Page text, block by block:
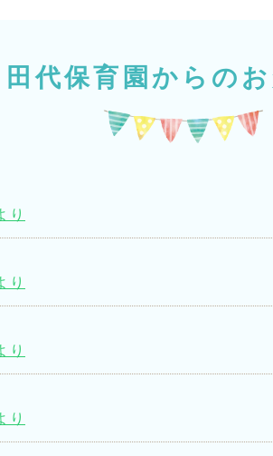
田代保育園からの
り
り
り
り